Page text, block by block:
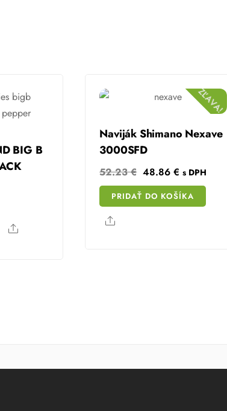
BIG B
Share
ZĽAVA!
Naviják Shimano Nexave
3000SFD
52.23€ Original
price
was:
48.86€ Current
price
is:
s DPH
PRIDAŤ DO KOŠÍKA
Share